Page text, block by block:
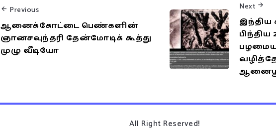
Previous
ஆனைக்கோட்டை பெண்களின்
ஞானசவுந்தரி தேன்மோடிக் கூத்து
முழு வீடியோ
Next
இந்திய
All Right Reserved!